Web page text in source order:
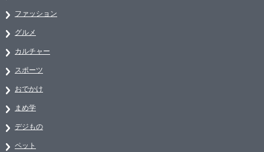
ファッション
グルメ
カルチャー
スポーツ
おでかけ
まめ学
デジもの
ペット